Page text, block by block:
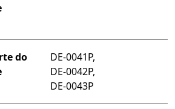
do
DE-0041P,
DE-0042P,
DE-0043P